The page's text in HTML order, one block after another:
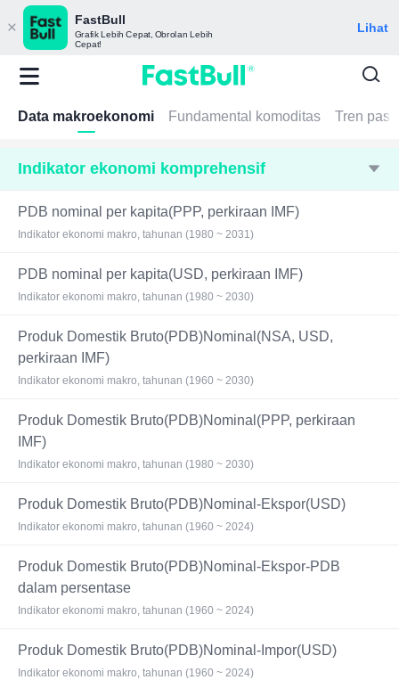
FastBull
Grafik Lebih Cepat, Obrolan Lebih
Cepat!
Lihat
Data makroekonomi Fundamental komoditas Tren
Indikator ekonomi komprehensif
PDB nominal per kapita(PPP, perkiraan IMF)
Indikator ekonomi makro, tahunan (1980 ~ 2031)
PDB nominal per kapita(USD, perkiraan IMF)
Indikator ekonomi makro, tahunan (1980 ~ 2030)
Produk Domestik Bruto(PDB)Nominal(NSA, USD,
perkiraan IMF)
Indikator ekonomi makro, tahunan (1960 ~ 2030)
Produk Domestik Bruto(PDB)Nominal(PPP, perkiraan
IMF)
Indikator ekonomi makro, tahunan (1980 ~ 2030)
Produk Domestik Bruto(PDB)Nominal-Ekspor(USD)
Indikator ekonomi makro, tahunan (1960 ~ 2024)
Produk Domestik Bruto(PDB)Nominal-Ekspor-PDB
dalam persentase
Indikator ekonomi makro, tahunan (1960 ~ 2024)
Produk Domestik Bruto(PDB)Nominal-Impor(USD)
Indikator ekonomi makro, tahunan (1960 ~ 2024)